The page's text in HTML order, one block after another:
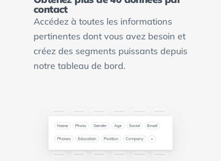
contact
Accédez à toutes les informations
pertinentes dont vous avez besoin et
créez des segments puissants depuis
notre tableau de bord.